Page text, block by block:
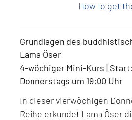
How to get
Grundlagen des
Lama Öser
4-wöchiger Mini-Kurs | Start:
Donnerstags um 19:00 Uhr
In dieser vierwöchigen
Reihe erkundet Lama Öser